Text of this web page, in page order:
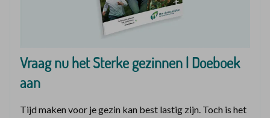
Vraag nu het Sterke gezinnen | Doeboek
aan
Tijd maken voor je gezin kan best lastig zijn. Toch is het